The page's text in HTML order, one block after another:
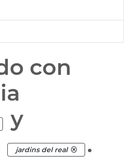
con
y
jardins del real .